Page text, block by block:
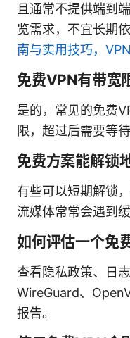
且通常不提供端到
览需求，不宜长期
南与实用技巧，
免费VPN有带宽
是的，常见的免费
限，超过后需要等
免费方案能解锁
有些可以短期解锁
流媒体常常会遇到
如何评估一个免
查看隐私政策、日
WireGuard、
报告。